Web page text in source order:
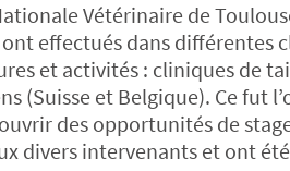
Vétérinaire de
effectués dans différentes
et activités : cliniques de
(Suisse et Belgique). Ce fut
des opportunités de
divers intervenants et ont